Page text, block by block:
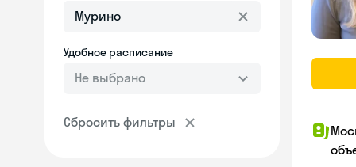
Удобное расписание
Не выбрано
Сбросить фильтры